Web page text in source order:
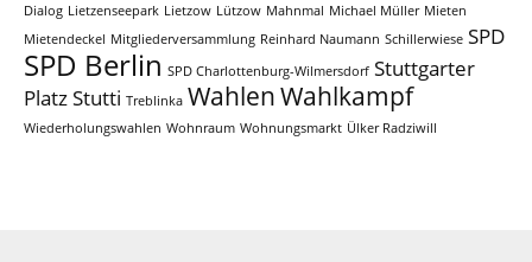
Dialog Lietzenseepark Lietzow Lützow Mahnmal Michael Müller Mieten
Mietendeckel Mitgliederversammlung Reinhard Naumann Schillerwiese SPD
SPD Berlin SPD Charlottenburg-Wilmersdorf Stuttgarter
PlatzStutti Treblinka WahlenWahlkampf
Wiederholungswahlen Wohnraum Wohnungsmarkt Ülker Radziwill